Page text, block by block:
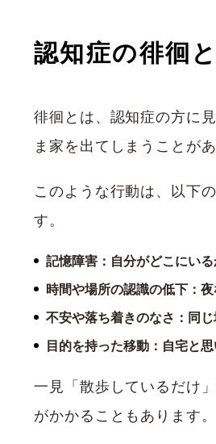
認知症の徘徊
徘徊とは、認知症の方に
ま家を出てしまうことがあ
このような行動は、以下
す。
記憶障害：自分がどこにい
時間や場所の認識の低下：
不安や落ち着きのなさ：同
目的を持った移動：自宅と
一見「散歩しているだけ
がかかることもあります。